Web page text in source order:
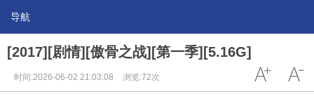
导航
[2017][剧情][傲骨之战][第一季][5.16G]
时间:2026-06-02 21:03:08 浏览:72次